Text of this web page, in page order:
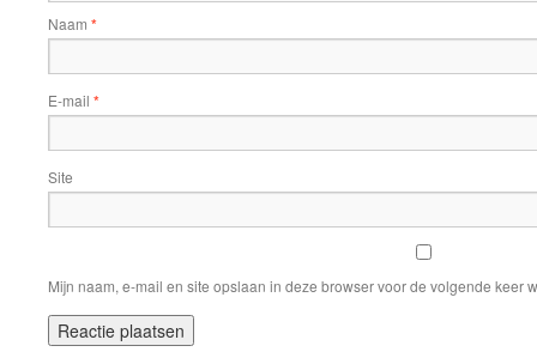
Naam *
E-mail *
Site
Mijn naam, e-mail en site opslaan in deze browser voor de volgende keer